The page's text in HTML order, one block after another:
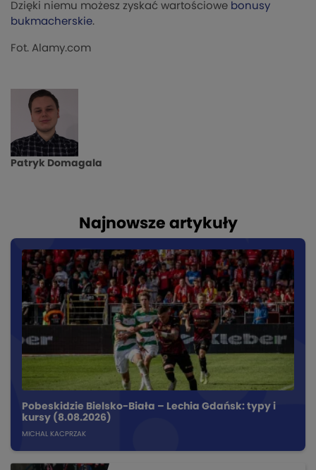
Dzięki niemu możesz zyskać wartościowe bonusy
bukmacherskie.
Fot. Alamy.com
Patryk Domagala
Najnowsze artykuły
Pobeskidzie Bielsko-Biała – Lechia Gdańsk: typy i
kursy (8.08.2026)
MICHAL KACPRZAK